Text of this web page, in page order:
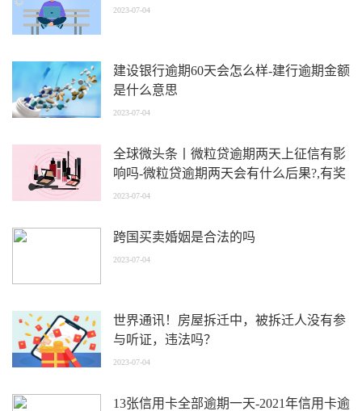
2023-07-04
建设银行逾期60天会怎么样-建行逾期金额
是什么意思
2023-07-04
全球微头条丨微粒贷逾期两天上征信有影
响吗-微粒贷逾期两天会有什么后果?,有奖
问答
2023-07-04
跨国买卖婚姻是合法的吗
2023-07-04
世界通讯！房屋拆迁中，被拆迁人没有参
与听证，违法吗？
2023-07-04
13张信用卡全部逾期一天-2021年信用卡逾